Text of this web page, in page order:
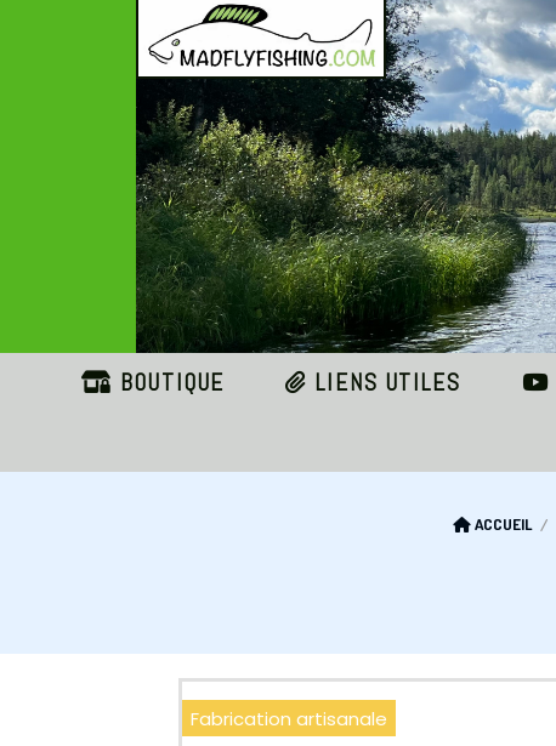
BOUTIQUE LIENS UTILES
ACCUEIL
Fabrication artisanale
Panneau de gestion des cookies